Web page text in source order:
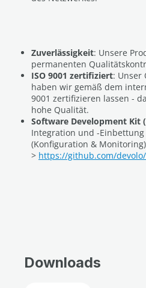
Zuverlässigkeit: Unsere
permanenten
ISO 9001 zertifiziert: Unser
haben wir gemäß dem
9001 zertifizieren lassen -
hohe Qualität.
Software Development Kit
Integration und -Einbettung
(Konfiguration & Monitoring)
> https://github.com/
Downloads